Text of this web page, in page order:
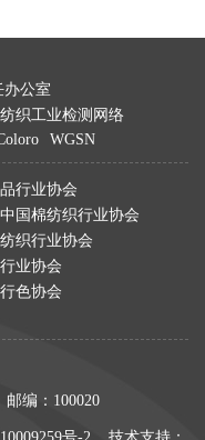
办公室
织工业检测网络
WGSN
行业协会
中国棉纺织行业协会
织行业协会
业协会
色协会
编：100020